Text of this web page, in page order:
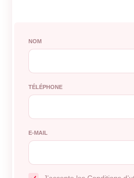
NOM
TÉLÉPHONE
E-MAIL